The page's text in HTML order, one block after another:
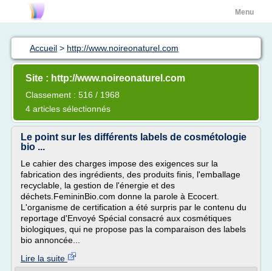
Menu
Accueil > http://www.noireonaturel.com
Site : http://www.noireonaturel.com
Classement : 516 / 1968
4 articles sélectionnés
Le point sur les différents labels de cosmétologie
bio ...
Le cahier des charges impose des exigences sur la
fabrication des ingrédients, des produits finis, l'emballage
recyclable, la gestion de l'énergie et des
déchets.FemininBio.com donne la parole à Ecocert.
L'organisme de certification a été surpris par le contenu du
reportage d'Envoyé Spécial consacré aux cosmétiques
biologiques, qui ne propose pas la comparaison des labels
bio annoncée...
Lire la suite